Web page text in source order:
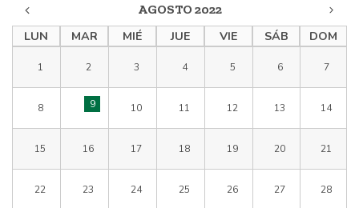
AGOSTO 2022
LUN MAR MIÉ JUE VIE SÁB DOM
1 2 3 4 5 6 7
8 9 10 11 12 13 14
15 16 17 18 19 20 21
22 23 24 25 26 27 28